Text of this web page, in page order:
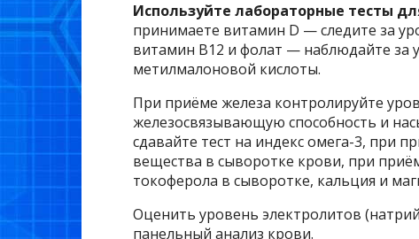
Используйте лабораторные тесты
принимаете витамин D — следите за
витамин В12 и фолат — наблюдайте за
метилмалоновой кислоты.
При приёме железа контролируйте
железосвязывающую способность и
сдавайте тест на индекс омега-3, при
вещества в сыворотке крови, при
токоферола в сыворотке, кальция и
Оценить уровень электролитов
панельный анализ крови.